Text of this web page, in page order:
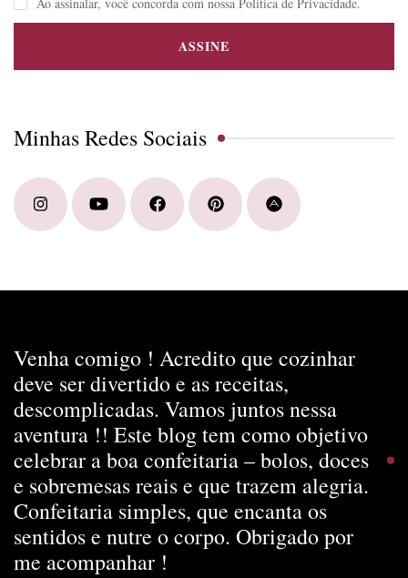
Minhas Redes Sociais
Venha comigo ! Acredito que cozinhar
deve ser divertido e as receitas,
descomplicadas. Vamos juntos nessa
aventura !! Este blog tem como objetivo
celebrar a boa confeitaria – bolos, doces
e sobremesas reais e que trazem alegria.
Confeitaria simples, que encanta os
sentidos e nutre o corpo. Obrigado por
me acompanhar !